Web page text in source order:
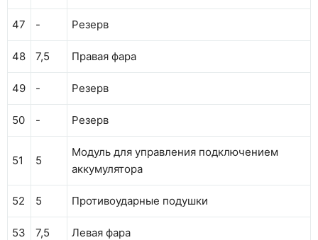
47 - Резерв
48 7,5 Правая фара
49 - Резерв
50 - Резерв
51 5
Модуль для управления подключением
аккумулятора
52 5 Противоударные подушки
53 7,5 Левая фара